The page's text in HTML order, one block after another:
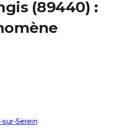
(89440) :
sur-Serein